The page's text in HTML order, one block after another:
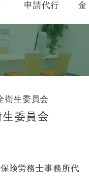
申請代行
金
生委員会
委員会
険労務士事務所代